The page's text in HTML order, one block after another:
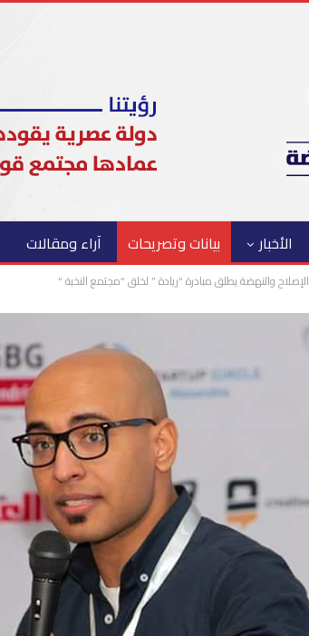
الأخبار بيانات وتصريحات آراء ومقالات
الإصلاح والنهضة يطلق مبادرة “ريادة ” لخلق “مجتمع النخبة “